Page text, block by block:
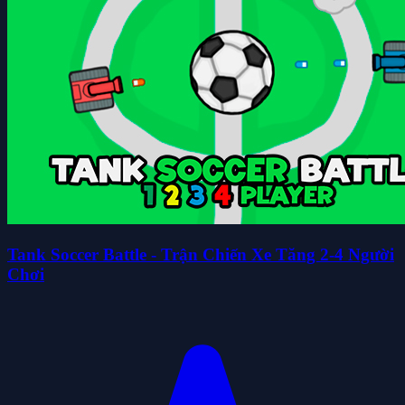
Tank Soccer Battle - Trận Chiến Xe Tăng 2-4 Người
Chơi